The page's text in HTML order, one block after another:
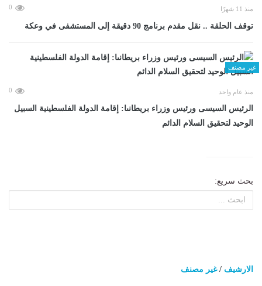
منذ 11 شهرًا 0
توقف الحلقة .. نقل مقدم برنامج 90 دقيقة إلى المستشفى في وعكة
غير مصنف
منذ عام واحد 0
الرئيس السيسى ورئيس وزراء بريطانىا: إقامة الدولة الفلسطينية السبيل
الوحيد لتحقيق السلام الدائم
بحث سريع:
الارشيف /غير مصنف